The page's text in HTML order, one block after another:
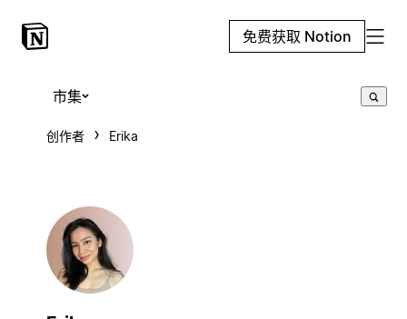
免费获取 Notion
市集
创作者 Erika